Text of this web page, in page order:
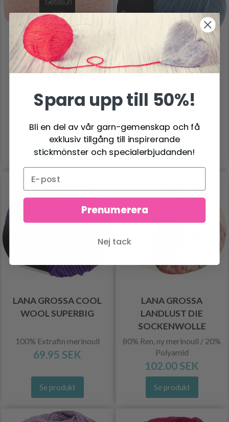
LANA GROSSA
88.95 SEK
Se produkt
LANA GROSSA COOL
71.95 SEK
Se produkt
LANA GROSSA COOL
WOOL SUPERBIG
100% Extrafin merinoull
69.95 SEK
Se produkt
LANA GROSSA
LANDLUST DIE
SOCKENWOLLE
80% Ren, ny merinoull / 20%
Polyamid
102.00 SEK
Se produkt
Spara upp till 50%!
Bli en del av vår garn-gemenskap och få
exklusiv tillgång till inspirerande
stickmönster och specialerbjudanden!
Prenumerera
Nej tack